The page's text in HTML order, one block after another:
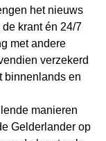
het nieuws
krant én 24/7
met andere
verzekerd
binnenlands en
manieren
Gelderlander op